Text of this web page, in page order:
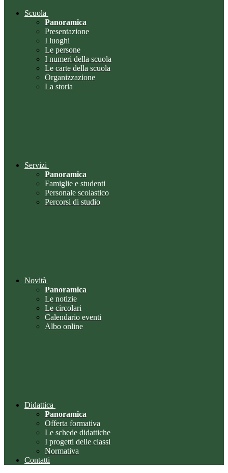
Scuola
Panoramica
Presentazione
I luoghi
Le persone
I numeri della scuola
Le carte della scuola
Organizzazione
La storia
Servizi
Panoramica
Famiglie e studenti
Personale scolastico
Percorsi di studio
Novità
Panoramica
Le notizie
Le circolari
Calendario eventi
Albo online
Didattica
Panoramica
Offerta formativa
Le schede didattiche
I progetti delle classi
Normativa
Contatti